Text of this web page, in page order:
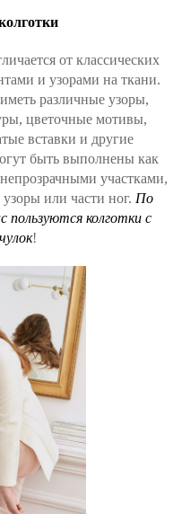
от классических
и узорами на ткани.
различные узоры,
цветочные мотивы,
вставки и другие
быть выполнены как
участками,
или части ног. По
пользуются колготки с
!